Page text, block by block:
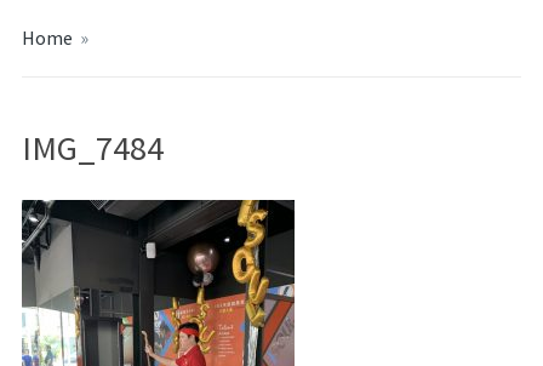
Home »
IMG_7484